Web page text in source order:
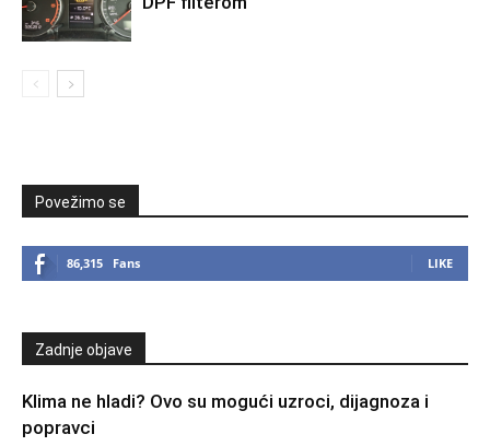
Povežimo se
86,315 Fans LIKE
Zadnje objave
Klima ne hladi? Ovo su mogući uzroci, dijagnoza i
popravci